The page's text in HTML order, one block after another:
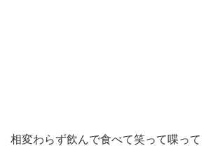
相変わらず飲んで食べて笑って喋って